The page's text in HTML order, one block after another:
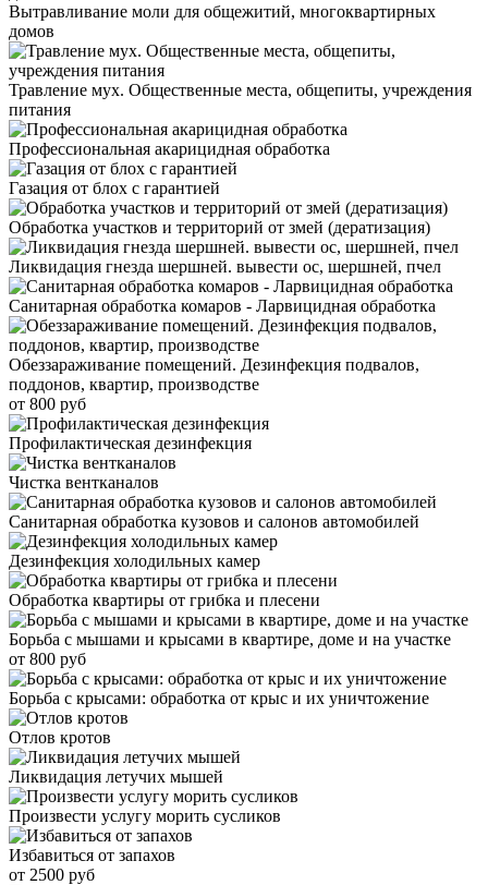
Вытравливание моли для общежитий, многоквартирных
домов
Травление мух. Общественные места, общепиты, учреждения
питания
Профессиональная акарицидная обработка
Газация от блох с гарантией
Обработка участков и территорий от змей (дератизация)
Ликвидация гнезда шершней. вывести ос, шершней, пчел
Санитарная обработка комаров - Ларвицидная обработка
Обеззараживание помещений. Дезинфекция подвалов,
поддонов, квартир, производстве
от 800 руб
Профилактическая дезинфекция
Чистка вентканалов
Санитарная обработка кузовов и салонов автомобилей
Дезинфекция холодильных камер
Обработка квартиры от грибка и плесени
Борьба с мышами и крысами в квартире, доме и на участке
от 800 руб
Борьба с крысами: обработка от крыс и их уничтожение
Отлов кротов
Ликвидация летучих мышей
Произвести услугу морить сусликов
Избавиться от запахов
от 2500 руб